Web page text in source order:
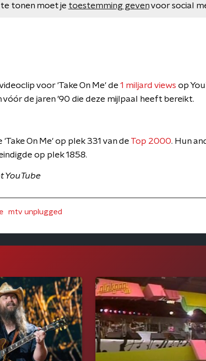
tonen moet je toestemming gevenvoor social
voor 'Take On Me' de 1 miljard views op
vóór de jaren ’90 die deze mijlpaal heeft bereikt.
On Me' op plek 331 van de Top 2000. Hun
op plek 1858.
YouTube
mtv unplugged